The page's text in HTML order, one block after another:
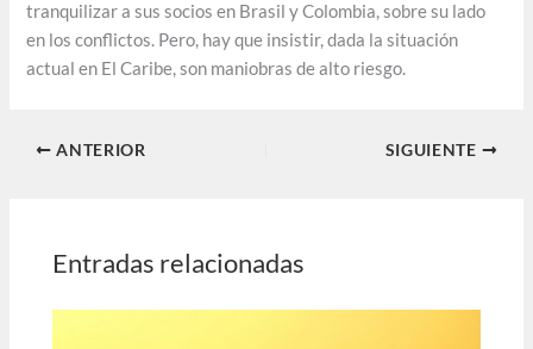
tranquilizar a sus socios en Brasil y Colombia, sobre su lado
en los conflictos. Pero, hay que insistir, dada la situación
actual en El Caribe, son maniobras de alto riesgo.
ANTERIOR SIGUIENTE
Entradas relacionadas